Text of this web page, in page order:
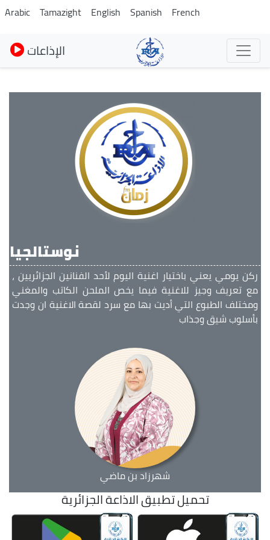
Skip
to
main
content
Arabic Tamazight English Spanish French
الإذاعات
نوستالجيا
ركن يومي يعني باختيار اغنية اليوم لأحد الفنانين الجزائريين ،
مع تعريف وجيز للاغنية فيما يخص الملحن الكاتب والمغني
ومختلف الطبوع التي أديت بها مع سرد لقصة الاغنية ان وجدت
بأسلوب شيق وجذاب
شهرزاد بن ماضي
تحميل تطبيق الاذاعة الجزائرية